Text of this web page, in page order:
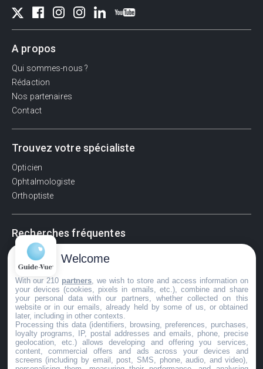
A propos
Qui sommes-nous ?
Rédaction
Nos partenaires
Contact
Trouvez votre spécialiste
Opticien
Ophtalmologiste
Orthoptiste
Recherches fréquentes
Pathologies adultes
Signes d'une urgence ophtalmologique
La vision
Acuité visuelle
Myosis / mydriase
Œdème oculaire
©GuideVue2024
Welcome
With our 210 partners , we wish to store and access information on
your devices (cookies, pixels in emails, etc.), combine and share
your personal data with our partners, whether collected on this
website or in our emails, already held by some of us, or obtained
later, including in other contexts.
Processing this data (identifiers, browsing, preferences, purchases,
loyalty programs, IP, postal addresses and emails, phone, precise
geolocation, etc.) allows developing and offering you services,
content, commercial offers and ads across your devices and
screens (including by email, post, SMS, phone, audio, and video),